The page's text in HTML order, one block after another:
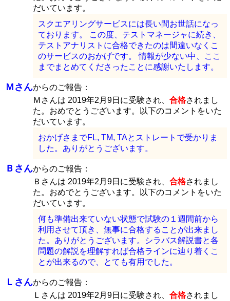
だいています。
スクエアリングサービスには長い間お世話になっ
ております。 この度、テストマネージャに続き、
テストアナリストに合格できたのは間違いなくこ
のサービスのおかげです。 情報が少ない中、ここ
までまとめてくださったことに感謝いたします。
Ｍさんからのご報告：
Ｍさんは 2019年2月9日に受験され、 合格されまし
た。おめでとうございます。以下のコメントをいた
だいています。
おかげさまでFL, TM, TAとストレートで受かりま
した。ありがとうございます。
Ｂさんからのご報告：
Ｂさんは 2019年2月9日に受験され、 合格されまし
た。おめでとうございます。以下のコメントをいた
だいています。
何も準備出来ていない状態で試験の１週間前から
利用させて頂き、無事に合格することが出来まし
た。ありがとうございます。シラバス解説書と各
問題の解説を理解すれば合格ラインに辿り着くこ
とが出来るので、とても有用でした。
Ｌさんからのご報告：
Ｌさんは 2019年2月9日に受験され、 合格されまし